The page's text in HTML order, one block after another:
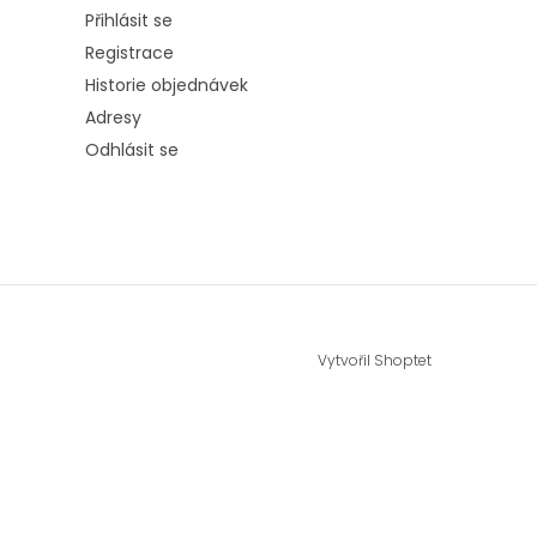
Přihlásit se
Registrace
Historie objednávek
Adresy
Odhlásit se
Vytvořil Shoptet